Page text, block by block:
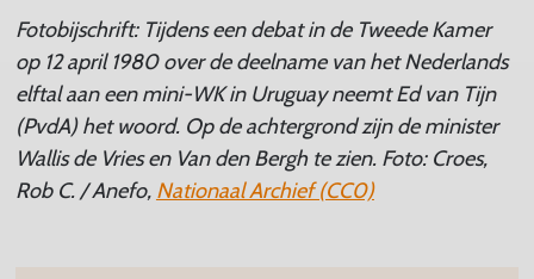
Fotobijschrift: Tijdens een debat in de Tweede Kamer
op 12 april 1980 over de deelname van het Nederlands
elftal aan een mini-WK in Uruguay neemt Ed van Tijn
(PvdA) het woord. Op de achtergrond zijn de minister
Wallis de Vries en Van den Bergh te zien. Foto: Croes,
Rob C. / Anefo, Nationaal Archief (CC0)